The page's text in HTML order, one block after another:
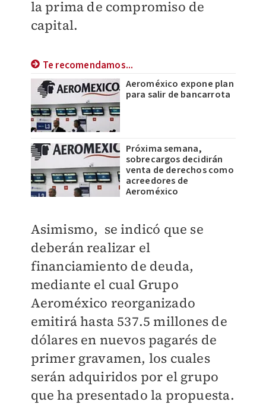
la prima de compromiso de
capital.
Te recomendamos...
Aeroméxico expone plan
para salir de bancarrota
Próxima semana,
sobrecargos decidirán
venta de derechos como
acreedores de
Aeroméxico
Asimismo, se indicó que se
deberán realizar el
financiamiento de deuda,
mediante el cual Grupo
Aeroméxico reorganizado
emitirá hasta 537.5 millones de
dólares en nuevos pagarés de
primer gravamen, los cuales
serán adquiridos por el grupo
que ha presentado la propuesta.